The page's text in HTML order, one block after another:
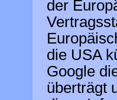
der
die USA
Google
überträgt